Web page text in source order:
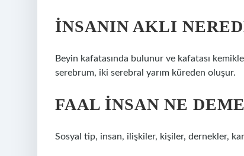
İNSANIN AKLI
Beyin kafatasında bulunur ve kafatası
serebrum, iki serebral yarım küreden oluşur.
FAAL INSAN NE
Sosyal tip, insan, ilişkiler, kişiler, dernekler,